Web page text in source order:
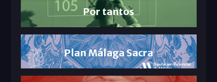
Por tantos
Plan Málaga Sacra